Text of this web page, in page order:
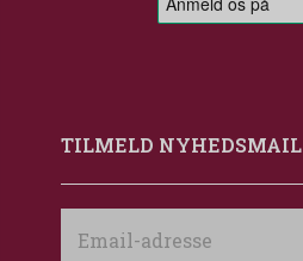
TILMELD NYHEDSMAIL
adresse